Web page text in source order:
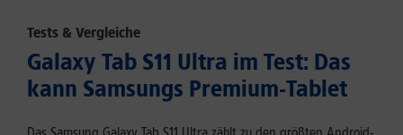
Tests & Vergleiche
Galaxy Tab S11 Ultra im Test: Das
kann Samsungs Premium-Tablet